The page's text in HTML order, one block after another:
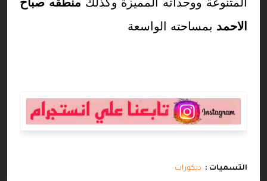
الاحمد بمساحته الواسعة
التسميات : ديكورات